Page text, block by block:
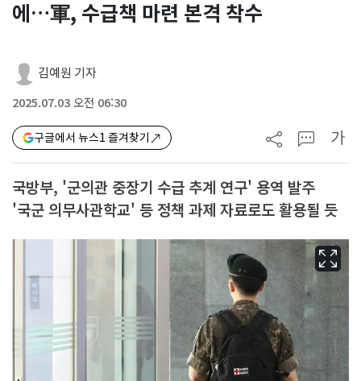
에…軍, 수급책 마련 본격 착수
김예원 기자
2025.07.03 오전 06:30
구글에서 뉴스1 즐겨찾기 가
국방부, '군의관 중장기 수급 추계 연구' 용역 발주
'국군 의무사관학교' 등 정책 과제 자료로도 활용될 듯